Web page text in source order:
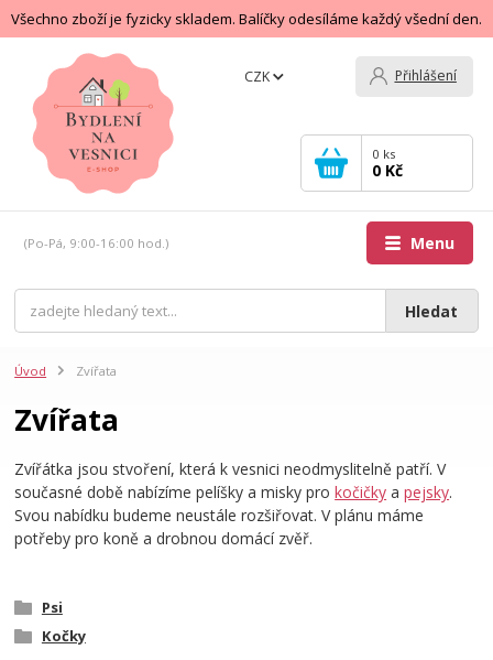
Všechno zboží je fyzicky skladem. Balíčky odesíláme každý všední den.
Menu
Hledat
CZK Přihlášení
0 ks
0 Kč
(Po-Pá, 9:00-16:00 hod.)
Úvod Zvířata
Zvířata
Zvířátka jsou stvoření, která k vesnici neodmyslitelně patří. V
současné době nabízíme pelíšky a misky prokočičky apejsky.
Svou nabídku budeme neustále rozšiřovat. V plánu máme
potřeby pro koně a drobnou domácí zvěř.
Psi
Kočky